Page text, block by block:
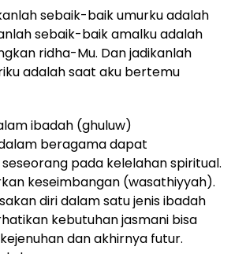
sebaik-baik umurku adalah
sebaik-baik amalku adalah
ridha-Mu. Dan jadikanlah
adalah saat aku bertemu
ibadah (ghuluw)
beragama dapat
pada kelelahan spiritual.
keseimbangan (wasathiyyah).
diri dalam satu jenis ibadah
kebutuhan jasmani bisa
dan akhirnya futur.